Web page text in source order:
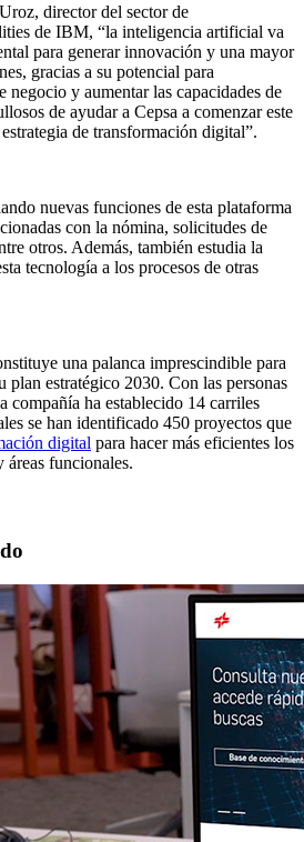
director del sector de
de IBM, “la inteligencia artificial va
para generar innovación y una mayor
gracias a su potencial para
negocio y aumentar las capacidades de
de ayudar a Cepsa a comenzar este
de transformación digital”.
nuevas funciones de esta plataforma
con la nómina, solicitudes de
otros. Además, también estudia la
tecnología a los procesos de otras
una palanca imprescindible para
plan estratégico 2030. Con las personas
compañía ha establecido 14 carriles
se han identificado 450 proyectos que
digital para hacer más eficientes los
áreas funcionales.